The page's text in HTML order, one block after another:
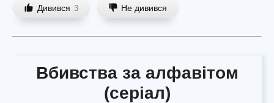
Дивився 3 Не дивився
Вбивства за алфавітом
(серіал)